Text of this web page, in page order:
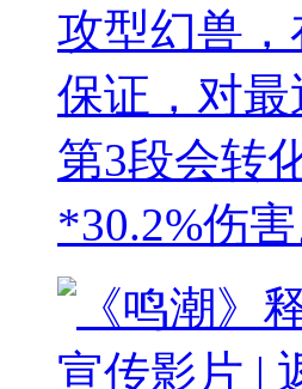
攻型幻兽
保证，对
第3段会转
*30.2%伤害